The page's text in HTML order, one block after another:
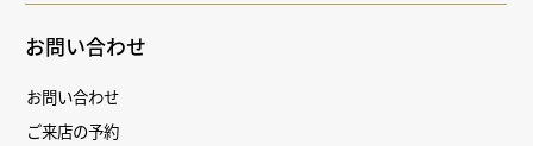
お問い合わせ
お問い合わせ
ご来店の予約